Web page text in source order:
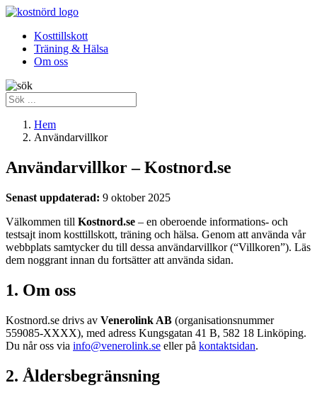
Kosttillskott
Träning & Hälsa
Om oss
Hem
Användarvillkor
Användarvillkor – Kostnord.se
Senast uppdaterad: 9 oktober 2025
Välkommen till Kostnord.se – en oberoende informations- och
testsajt inom kosttillskott, träning och hälsa. Genom att använda vår
webbplats samtycker du till dessa användarvillkor (“Villkoren”). Läs
dem noggrant innan du fortsätter att använda sidan.
1. Om oss
Kostnord.se drivs av Venerolink AB (organisationsnummer
559085-XXXX), med adress Kungsgatan 41 B, 582 18 Linköping.
Du når oss via info@venerolink.se eller på kontaktsidan.
2. Åldersbegränsning